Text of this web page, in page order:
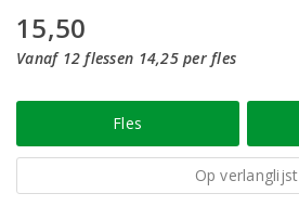
15,50
Vanaf 12 flessen 14,25 per fles
Fles
Op verlanglijst